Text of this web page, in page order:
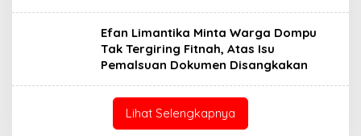
Efan Limantika Minta Warga Dompu
Tak Tergiring Fitnah, Atas Isu
Pemalsuan Dokumen Disangkakan
Lihat Selengkapnya